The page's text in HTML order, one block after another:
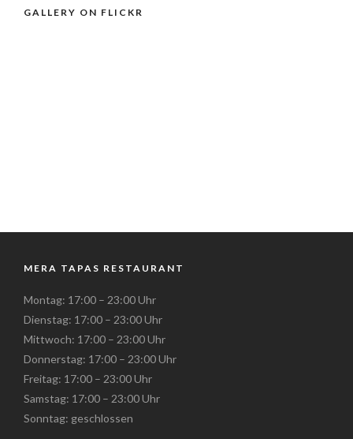
GALLERY ON FLICKR
MERA TAPAS RESTAURANT
Montag: 17:00 – 23:00 Uhr
Dienstag: 17:00 – 23:00 Uhr
Mittwoch: 17:00 – 23:00 Uhr
Donnerstag: 17:00 – 23:00 Uhr
Freitag: 17:00 – 23:00 Uhr
Samstag: 17:00 – 23:00 Uhr
Sonntag: geschlossen